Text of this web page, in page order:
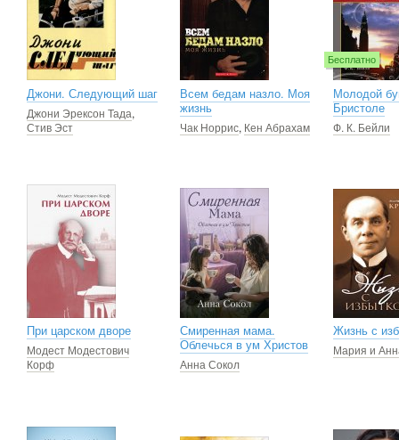
Джони. Следующий шаг
Джони Эрексон Тада,
Стив Эст
Всем бедам назло. Моя
жизнь
Чак Норрис, Кен Абрахам
Бесплатно
Молодой
Бристоле
Ф. К. Бейли
При царском дворе
Модест Модестович
Корф
Смиренная мама.
Облечься в ум Христов
Анна Сокол
Жизнь с
Мария и